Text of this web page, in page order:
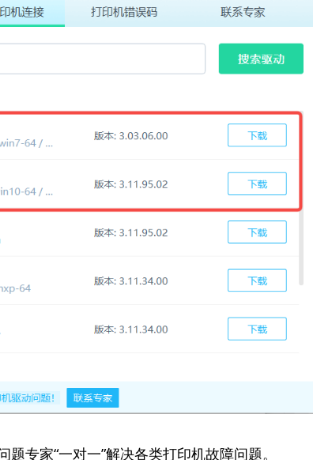
题专家“一对一”解决各类打印机故障问题。